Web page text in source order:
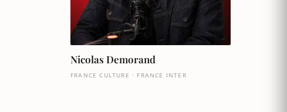
Nicolas Demorand
FRANCE CULTURE · FRANCE INTER